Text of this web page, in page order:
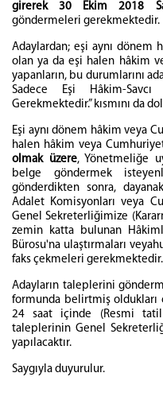
girerek 30 Ekim 2018
göndermeleri gerekmektedir.
Adaylardan; eşi aynı dönem
olan ya da eşi halen hâkim
yapanların, bu durumlarını
Sadece Eşi Hâkim-
Gerekmektedir.” kısmını da
Eşi aynı dönem hâkim veya
halen hâkim veya
olmak üzere, Yönetmeliğe
belge göndermek
gönderdikten sonra,
Adalet Komisyonları veya
Genel Sekreterliğimize
zemin katta bulunan
Bürosu'na ulaştırmaları
faks çekmeleri gerekmektedir.
Adayların taleplerini
formunda belirtmiş oldukları
24 saat içinde (Resmi
taleplerinin Genel
yapılacaktır.
Saygıyla duyurulur.